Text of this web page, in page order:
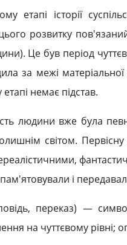
етапі історії
розвитку
Це був період
за межі
немає підстав.
людини вже була
світом. Первісну
і
переказ) —
на чуттєвому рівні;